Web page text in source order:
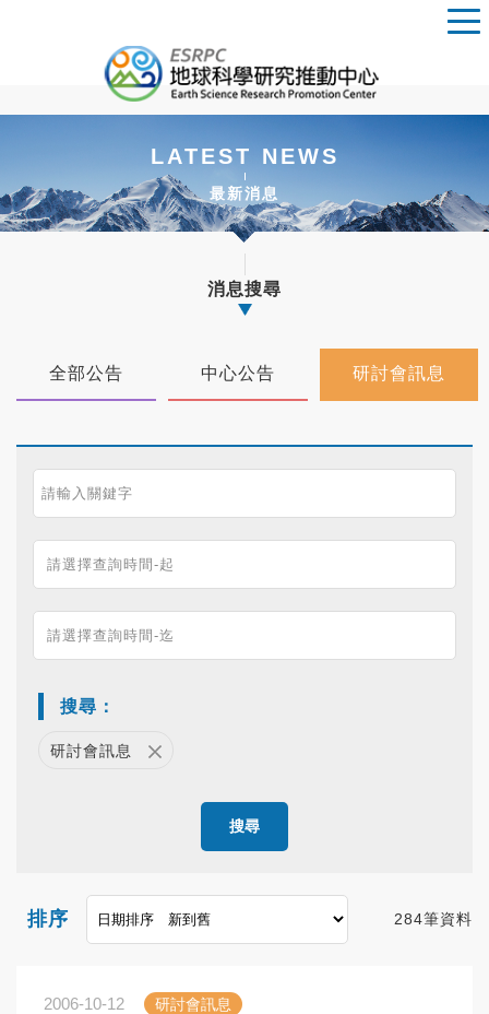
LATEST NEWS
最新消息
消息搜尋
全部公告 中心公告 研討會訊息
搜尋
284筆資料
排序
搜尋：
研討會訊息
2006-10-12 研討會訊息